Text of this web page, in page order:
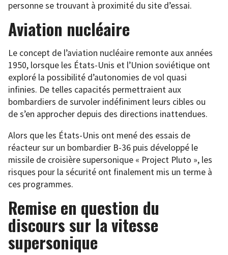
personne se trouvant à proximité du site d’essai.
Aviation nucléaire
Le concept de l’aviation nucléaire remonte aux années
1950, lorsque les États-Unis et l’Union soviétique ont
exploré la possibilité d’autonomies de vol quasi
infinies. De telles capacités permettraient aux
bombardiers de survoler indéfiniment leurs cibles ou
de s’en approcher depuis des directions inattendues.
Alors que les États-Unis ont mené des essais de
réacteur sur un bombardier B-36 puis développé le
missile de croisière supersonique « Project Pluto », les
risques pour la sécurité ont finalement mis un terme à
ces programmes.
Remise en question du
discours sur la vitesse
supersonique